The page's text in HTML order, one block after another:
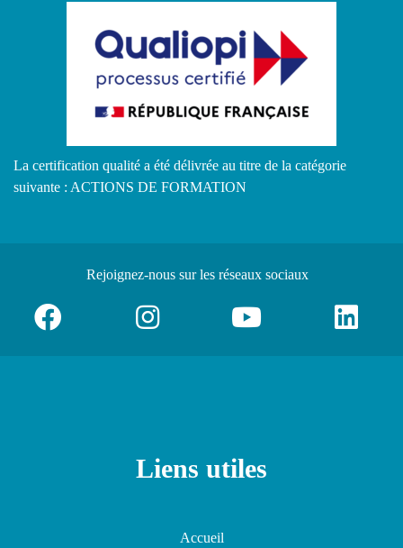
La certification qualité a été délivrée au titre de la catégorie
suivante : ACTIONS DE FORMATION
Rejoignez-nous sur les réseaux sociaux
Liens utiles
Accueil